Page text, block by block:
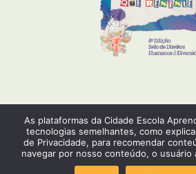
PRODUÇÕES
ACONTECE
COMO ATUAMOS
EQUIPE
As plataformas da Cidade Escola
tecnologias semelhantes, como
de Privacidade, para recomendar
navegar por nosso conteúdo, o usuário